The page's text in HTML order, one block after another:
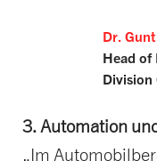
Dr.
Head of
Division
3. Automation
„Im